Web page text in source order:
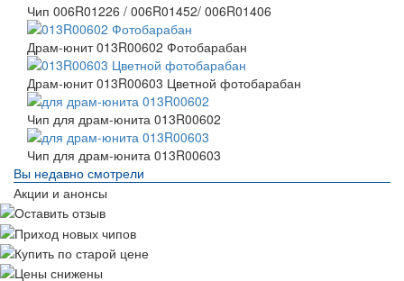
Чип 006R01226 / 006R01452/ 006R01406
Драм-юнит 013R00602 Фотобарабан
Драм-юнит 013R00603 Цветной фотобарабан
Чип для драм-юнита 013R00602
Чип для драм-юнита 013R00603
Вы недавно смотрели
Акции и анонсы